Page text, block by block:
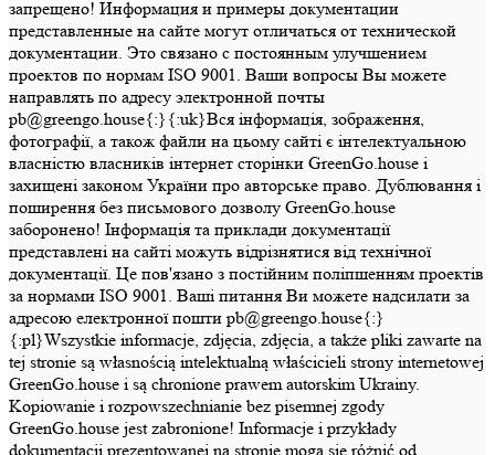
запрещено! Информация и примеры документации
представленные на сайте могут отличаться от технической
документации. Это связано с постоянным улучшением
проектов по нормам ISO 9001. Ваши вопросы Вы можете
направлять по адресу электронной почты
pb@greengo.house{:}{:uk}Вся інформація, зображення,
фотографії, а також файли на цьому сайті є інтелектуальною
власністю власників інтернет сторінки GreenGo.house і
захищені законом України про авторське право. Дублювання і
поширення без письмового дозволу GreenGo.house
заборонено! Інформація та приклади документації
представлені на сайті можуть відрізнятися від технічної
документації. Це пов'язано з постійним поліпшенням проектів
за нормами ISO 9001. Ваші питання Ви можете надсилати за
адресою електронної пошти pb@greengo.house{:}
{:pl}Wszystkie informacje, zdjęcia, zdjęcia, a także pliki zawarte na
tej stronie są własnością intelektualną właścicieli strony internetowej
GreenGo.house i są chronione prawem autorskim Ukrainy.
Kopiowanie i rozpowszechnianie bez pisemnej zgody
GreenGo.house jest zabronione! Informacje i przykłady
dokumentacji prezentowanej na stronie mogą się różnić od